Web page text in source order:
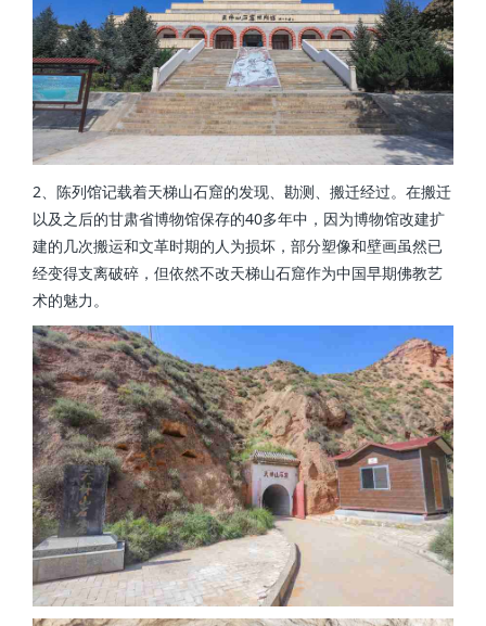
2、陈列馆记载着天梯山石窟的发现、勘测、搬迁经过。在搬迁
以及之后的甘肃省博物馆保存的40多年中，因为博物馆改建扩
建的几次搬运和文革时期的人为损坏，部分塑像和壁画虽然已
经变得支离破碎，但依然不改天梯山石窟作为中国早期佛教艺
术的魅力。